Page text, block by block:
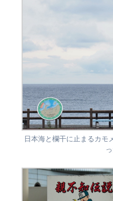
日本海と欄干に止まるカモ